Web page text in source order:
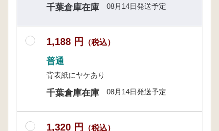
千葉倉庫在庫 08月14日発送予定
1,188 円 （税込）
普通
背表紙にヤケあり
千葉倉庫在庫 08月14日発送予定
1,320 円 （税込）